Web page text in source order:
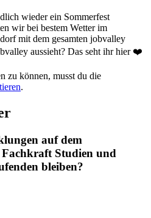
wieder ein Sommerfest
wir bei bestem Wetter im
mit dem gesamten jobvalley
aussieht? Das seht ihr hier ❤️
zu können, musst du die
.
auf dem
Studien und
bleiben?